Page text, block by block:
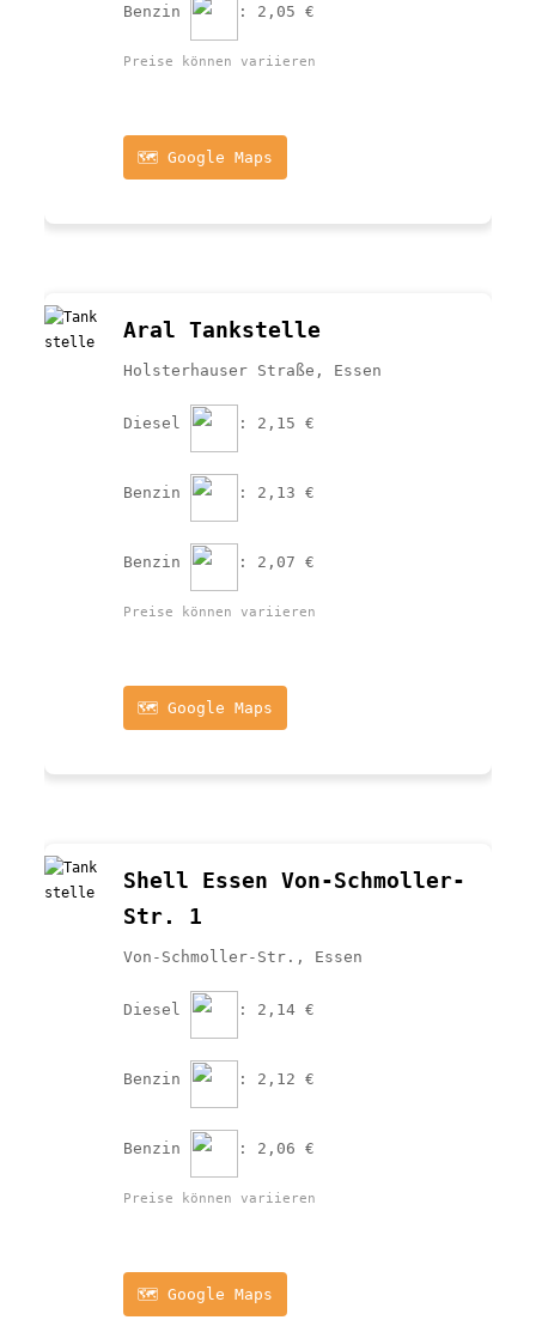
Benzin : 2,05 €
Preise können variieren
🗺️ Google Maps
Aral Tankstelle
Holsterhauser Straße, Essen
Diesel : 2,15 €
Benzin : 2,13 €
Benzin : 2,07 €
Preise können variieren
🗺️ Google Maps
Shell Essen Von-Schmoller-
Str. 1
Von-Schmoller-Str., Essen
Diesel : 2,14 €
Benzin : 2,12 €
Benzin : 2,06 €
Preise können variieren
🗺️ Google Maps